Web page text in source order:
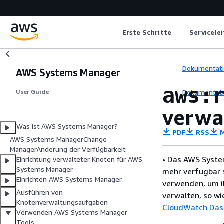
Erste Schritte
AWS Systems Manager
User Guide
Was ist AWS Systems Manager?
AWS Systems ManagerChange
ManagerÄnderung der Verfügbarkeit
Einrichtung verwalteter Knoten für AWS
Systems Manager
Einrichten AWS Systems Manager
Ausführen von
Knotenverwaltungsaufgaben
Verwenden AWS Systems Manager
PDF RSS
• Das AWS
mehr verfügbar
verwenden, um
verwalten, so
CloudWatch